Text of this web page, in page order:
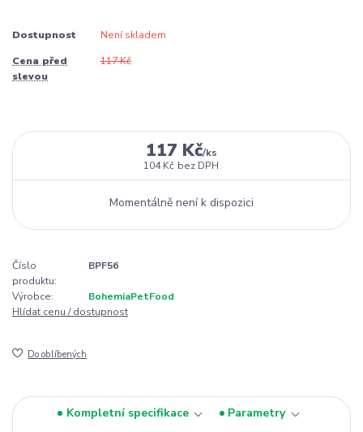
Dostupnost Není skladem
Cena před
slevou
117 Kč
117 Kč/ks
104 Kč bez DPH
Momentálně není k dispozici
Číslo
produktu:
BPF56
Výrobce:
BohemiaPetFood
Hlídat cenu / dostupnost
Do oblíbených
Kompletní specifikace
Parametry